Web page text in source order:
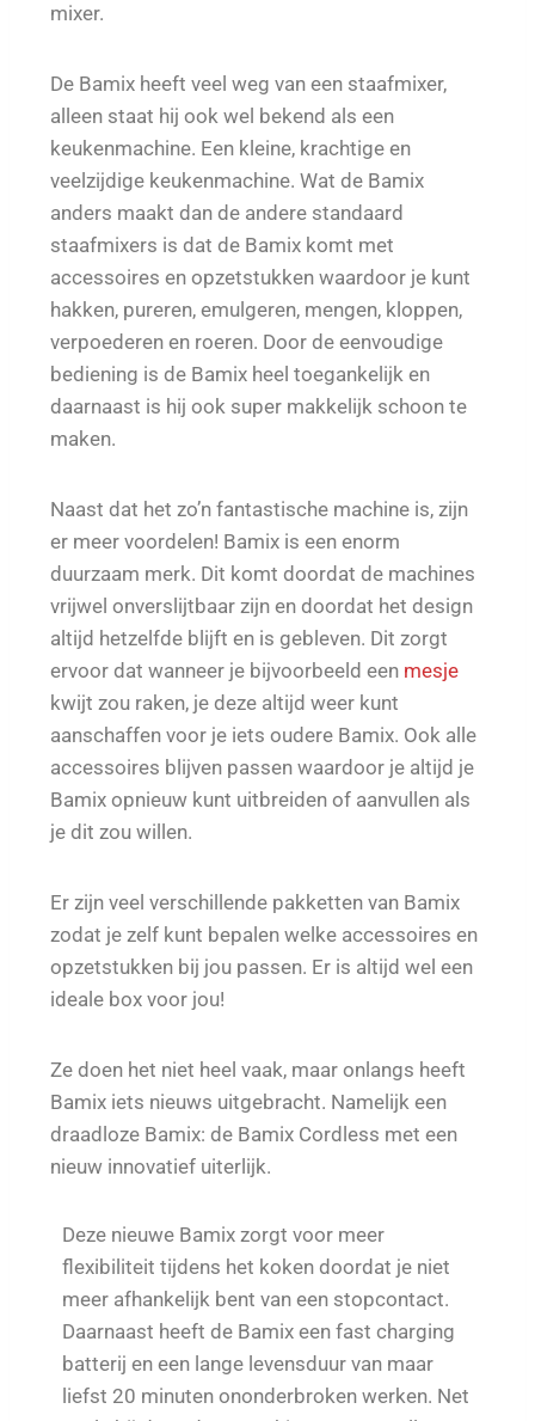
mixer.
De Bamix heeft veel weg van een staafmixer,
alleen staat hij ook wel bekend als een
keukenmachine. Een kleine, krachtige en
veelzijdige keukenmachine. Wat de Bamix
anders maakt dan de andere standaard
staafmixers is dat de Bamix komt met
accessoires en opzetstukken waardoor je kunt
hakken, pureren, emulgeren, mengen, kloppen,
verpoederen en roeren. Door de eenvoudige
bediening is de Bamix heel toegankelijk en
daarnaast is hij ook super makkelijk schoon te
maken.
Naast dat het zo’n fantastische machine is, zijn
er meer voordelen! Bamix is een enorm
duurzaam merk. Dit komt doordat de machines
vrijwel onverslijtbaar zijn en doordat het design
altijd hetzelfde blijft en is gebleven. Dit zorgt
ervoor dat wanneer je bijvoorbeeld een mesje
kwijt zou raken, je deze altijd weer kunt
aanschaffen voor je iets oudere Bamix. Ook alle
accessoires blijven passen waardoor je altijd je
Bamix opnieuw kunt uitbreiden of aanvullen als
je dit zou willen.
Er zijn veel verschillende pakketten van Bamix
zodat je zelf kunt bepalen welke accessoires en
opzetstukken bij jou passen. Er is altijd wel een
ideale box voor jou!
Ze doen het niet heel vaak, maar onlangs heeft
Bamix iets nieuws uitgebracht. Namelijk een
draadloze Bamix: de Bamix Cordless met een
nieuw innovatief uiterlijk.
Deze nieuwe Bamix zorgt voor meer
flexibiliteit tijdens het koken doordat je niet
meer afhankelijk bent van een stopcontact.
Daarnaast heeft de Bamix een fast charging
batterij en een lange levensduur van maar
liefst 20 minuten ononderbroken werken. Net